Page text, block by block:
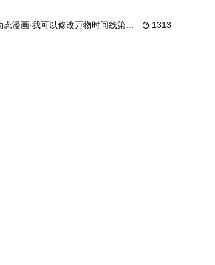
壮大自身，并隐藏暗处帮助
接触”的试炼，并前往自己出生的故乡。 nbsp; nbsp
的心。他曾是警队精英，后加入钢铁飞龙，以超凡枪法和
默完成了命运的蜕变——她不再是被守护的少女，而是手
城市的角落，还是繁星坠落的荒漠， 穿过现实的迷宫，欢
 1313
态漫画·我可以修改万物时间线第一季